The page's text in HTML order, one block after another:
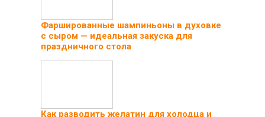
Фаршированные шампиньоны в духовке
с сыром — идеальная закуска для
праздничного стола
Как разводить желатин для холодца и